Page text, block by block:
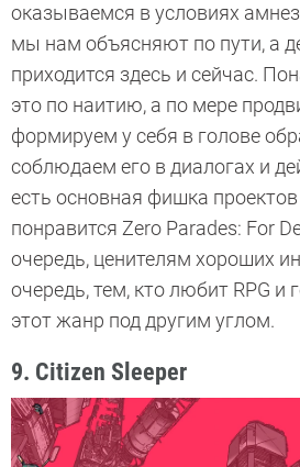
оказываемся в условиях
мы нам объясняют по пути, а
приходится здесь и сейчас.
это по наитию, а по мере
формируем у себя в голове
соблюдаем его в диалогах и
есть основная фишка
понравится Zero Parades: For
очередь, ценителям хороших
очередь, тем, кто любит RPG и
этот жанр под другим углом.
9. Citizen Sleeper